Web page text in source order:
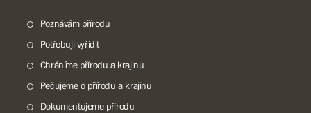
Poznávám přírodu
Potřebuji vyřídit
Chráníme přírodu a krajinu
Pečujeme o přírodu a krajinu
Dokumentujeme přírodu